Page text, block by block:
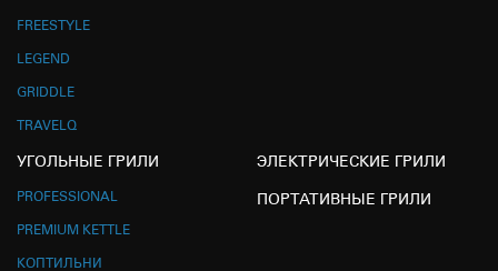
FREESTYLE
LEGEND
GRIDDLE
TRAVELQ
УГОЛЬНЫЕ ГРИЛИ
PROFESSIONAL
PREMIUM KETTLE
КОПТИЛЬНИ
ЭЛЕКТРИЧЕСКИЕ ГРИЛИ
ПОРТАТИВНЫЕ ГРИЛИ